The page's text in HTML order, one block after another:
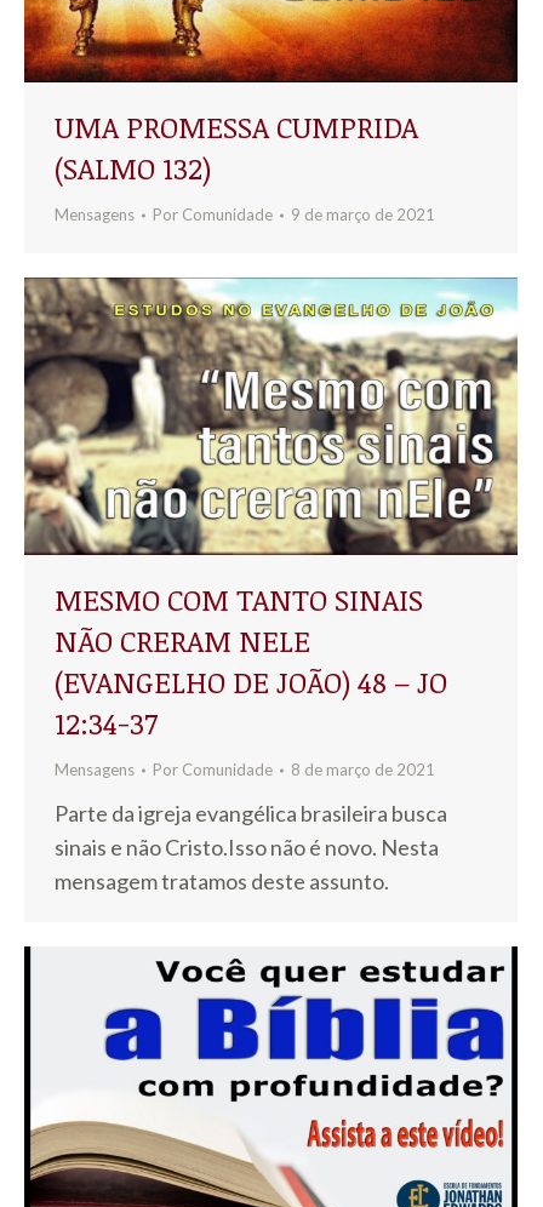
UMA PROMESSA CUMPRIDA
(SALMO 132)
Mensagens Por Comunidade 9 de março de 2021
MESMO COM TANTO SINAIS
NÃO CRERAM NELE
(EVANGELHO DE JOÃO) 48 – JO
12:34-37
Mensagens Por Comunidade 8 de março de 2021
Parte da igreja evangélica brasileira busca
sinais e não Cristo.Isso não é novo. Nesta
mensagem tratamos deste assunto.